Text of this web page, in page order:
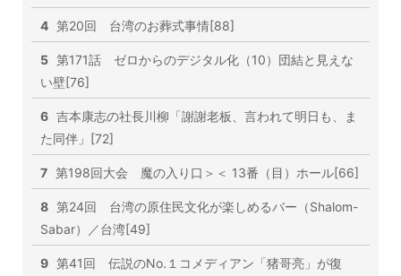
4 第20回 台湾のお葬式事情[88]
5 第171話 ゼロからのデジタル化（10）団結と見えな
い壁[76]
6 吉本康志の社長川柳「謝謝老板、言われて明日も、ま
た同伴」[72]
7 第198回大会 魔の入り口＞＜ 13番（目）ホール[66]
8 第24回 台湾の原住民文化が楽しめるバー（Shalom-
Sabar）／台湾[49]
9 第41回 伝説のNo.１コメディアン「猪哥亮」が復